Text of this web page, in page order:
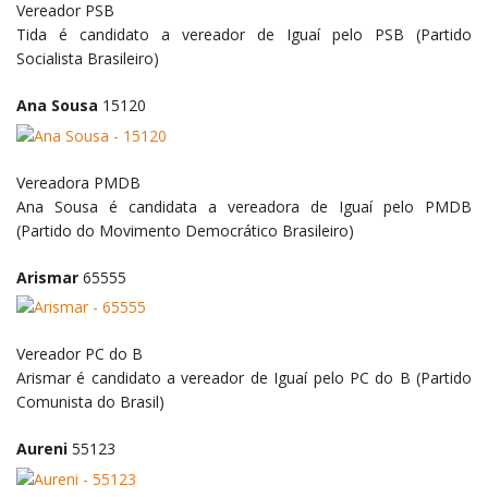
Vereador PSB
Tida é candidato a vereador de Iguaí pelo PSB (Partido
Socialista Brasileiro)
Ana Sousa 15120
Vereadora PMDB
Ana Sousa é candidata a vereadora de Iguaí pelo PMDB
(Partido do Movimento Democrático Brasileiro)
Arismar 65555
Vereador PC do B
Arismar é candidato a vereador de Iguaí pelo PC do B (Partido
Comunista do Brasil)
Aureni 55123